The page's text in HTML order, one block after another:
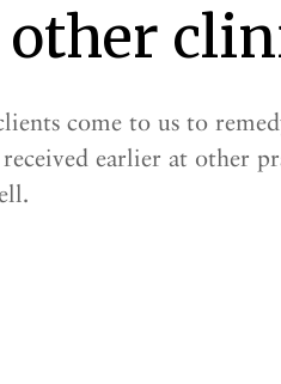
come to us to
earlier at other